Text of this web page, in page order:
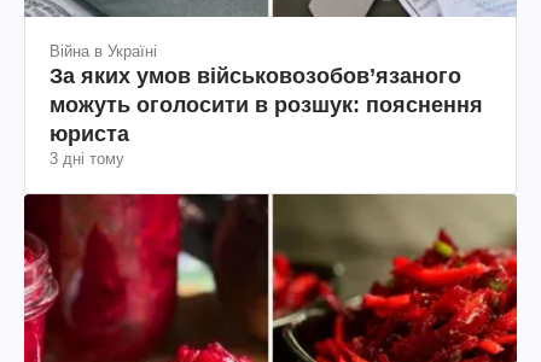
Війна в Україні
За яких умов військовозобов’язаного
можуть оголосити в розшук: пояснення
юриста
3 дні тому